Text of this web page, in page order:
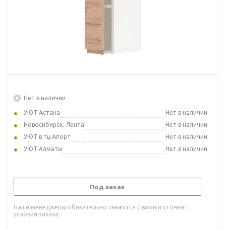
Нет в наличии
УЮТ Астана
Нет в наличии
Новосибирск, Лента
Нет в наличии
УЮТ в тц Апорт
Нет в наличии
УЮТ Алматы
Нет в наличии
Под заказ
Наши менеджеры обязательно свяжутся с вами и уточнят
условия заказа